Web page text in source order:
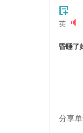
英
昏睡了
分享单